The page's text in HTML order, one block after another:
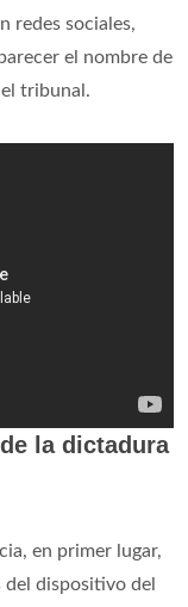
redes sociales,
el nombre de
tribunal.
la dictadura
en primer lugar,
dispositivo del